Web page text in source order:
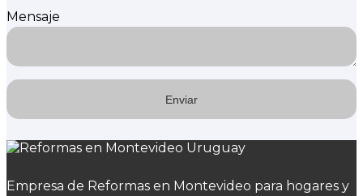
Mensaje
Empresa de Reformas en Montevideo para hogares y